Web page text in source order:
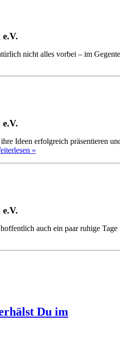
nicht alles vorbei – im
Ideen erfolgreich präsentieren
»
auch ein paar ruhige
Du im